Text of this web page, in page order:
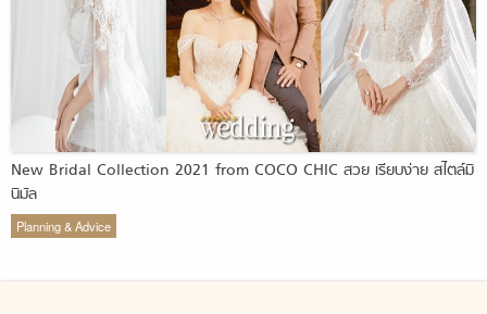
New Bridal Collection 2021 from COCO CHIC สวย เรียบง่าย สไตล์มิ
นิมัล
Planning & Advice